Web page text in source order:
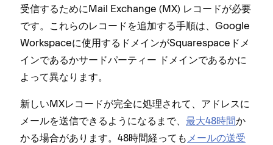
受信するためにMail Exchange (⁠MX⁠) レコ⁠ードが必要
です⁠。これらのレコ⁠ードを追加する手順は⁠、Google
Workspaceに使用するドメインがSquarespaceドメ
インであるかサ⁠ードパ⁠ーテ⁠ィ⁠ー ドメインであるかに
よ⁠って異なります⁠。
新しいMXレコ⁠ードが完全に処理されて⁠、アドレスに
メ⁠ールを送信できるようになるまで⁠、 最大48時間か
かる場合があります⁠。48時間経⁠っても メ⁠ールの送受